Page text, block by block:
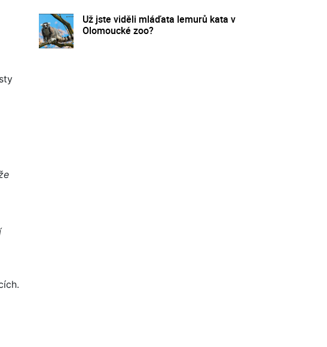
Už jste viděli mláďata lemurů kata v
Olomoucké zoo?